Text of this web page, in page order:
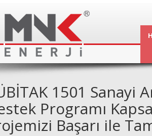
1501 Sanayi
Programı
Başarı ile